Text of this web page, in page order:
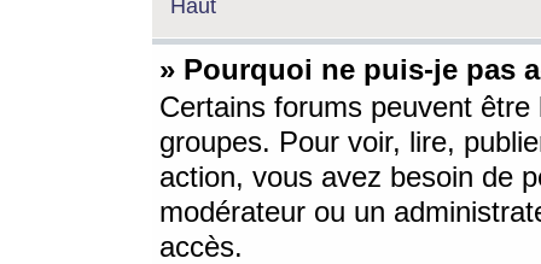
Haut
» Pourquoi ne puis-je pas
Certains forums peuvent être
groupes. Pour voir, lire,
action, vous avez besoin de
modérateur ou un
accès.